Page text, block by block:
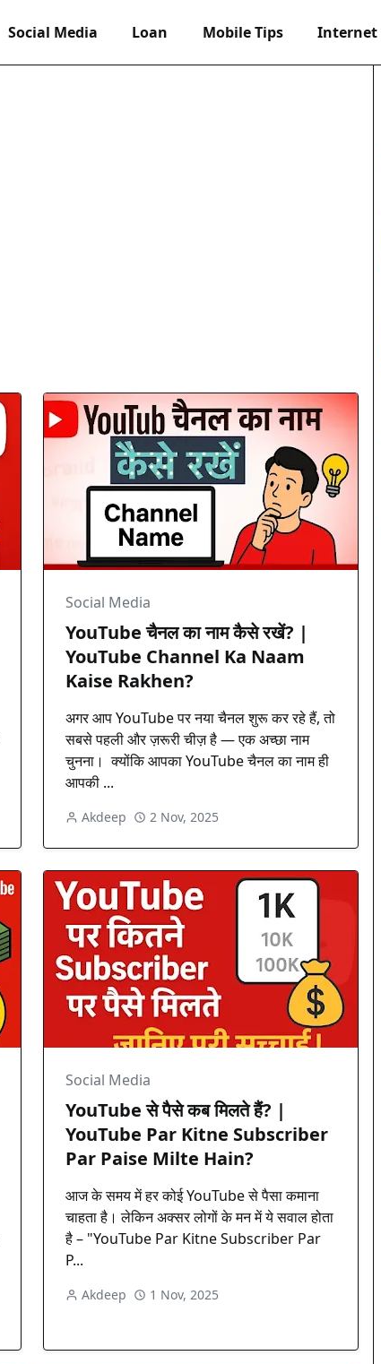
Social Media Loan Mobile Tips Internet
Social Media
YouTube चैनल का नाम कैसे रखें? |
YouTube Channel Ka Naam
Kaise Rakhen?
अगर आप YouTube पर नया चैनल शुरू कर रहे हैं, तो
सबसे पहली और ज़रूरी चीज़ है — एक अच्छा नाम
चुनना। क्योंकि आपका YouTube चैनल का नाम ही
आपकी ...
Akdeep 2 Nov, 2025
Social Media
YouTube से पैसे कब मिलते हैं? |
YouTube Par Kitne Subscriber
Par Paise Milte Hain?
आज के समय में हर कोई YouTube से पैसा कमाना
चाहता है। लेकिन अक्सर लोगों के मन में ये सवाल होता
है – "YouTube Par Kitne Subscriber Par
P...
Akdeep 1 Nov, 2025